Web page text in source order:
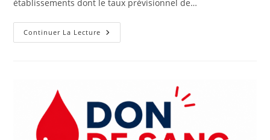
établissements dont le taux prévisionnel de…
Continuer La Lecture